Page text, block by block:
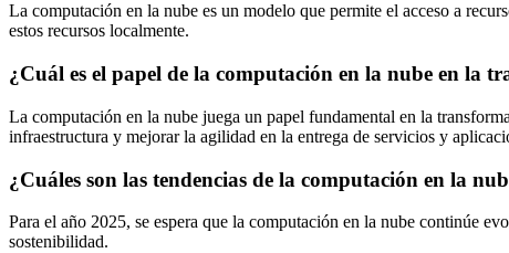
La computación en la nube es un modelo que permite el acceso a
estos recursos localmente.
¿Cuál es el papel de la computación en la nube en la
La computación en la nube juega un papel fundamental en la
infraestructura y mejorar la agilidad en la entrega de servicios y
¿Cuáles son las tendencias de la computación en la
Para el año 2025, se espera que la computación en la nube continúe
sostenibilidad.